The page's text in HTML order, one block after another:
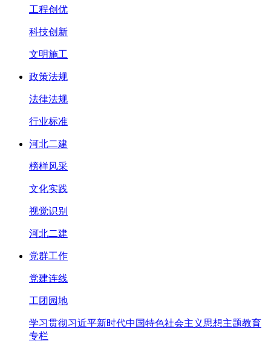
工程创优
科技创新
文明施工
政策法规
法律法规
行业标准
河北二建
榜样风采
文化实践
视觉识别
河北二建
党群工作
党建连线
工团园地
学习贯彻习近平新时代中国特色社会主义思想主题教育
专栏